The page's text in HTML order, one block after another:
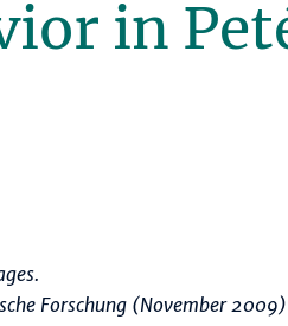
in
Forschung (November 2009)